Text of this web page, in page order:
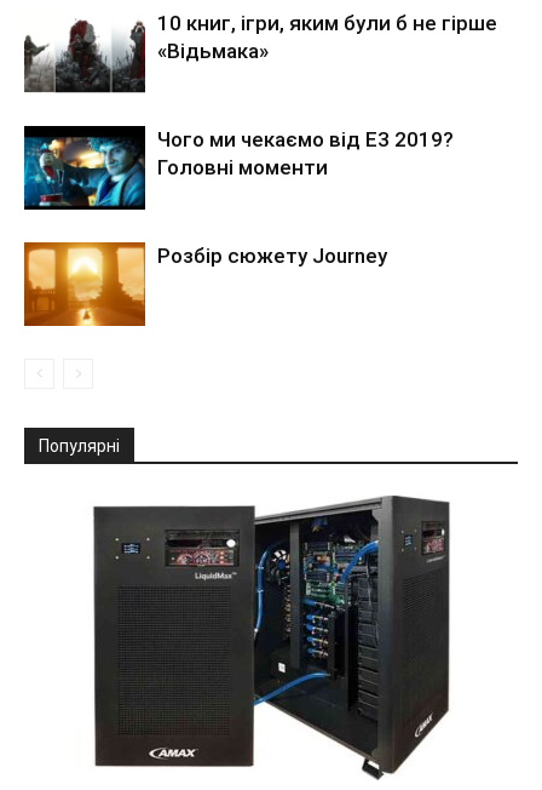
10 книг, ігри, яким були б не гірше
«Відьмака»
Чого ми чекаємо від Е3 2019?
Головні моменти
Розбір сюжету Journey
Популярні